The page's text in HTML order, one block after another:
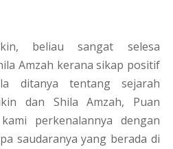
beliau sangat selesa
Amzah kerana sikap positif
ditanya tentang sejarah
dan Shila Amzah, Puan
perkenalannya dengan
saudaranya yang berada di